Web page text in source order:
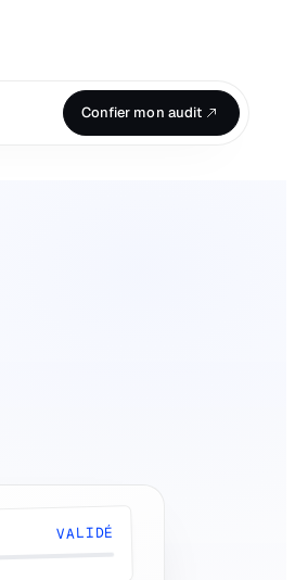
Confier mon audit
VALIDÉ